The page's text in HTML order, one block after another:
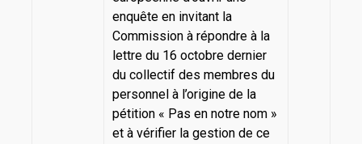
enquête en invitant la
Commission à répondre à la
lettre du 16 octobre dernier
du collectif des membres du
personnel à l’origine de la
pétition « Pas en notre nom »
et à vérifier la gestion de ce